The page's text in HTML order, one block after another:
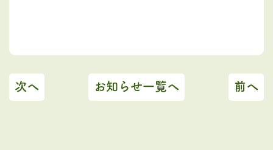
次へ お知らせ一覧へ 前へ